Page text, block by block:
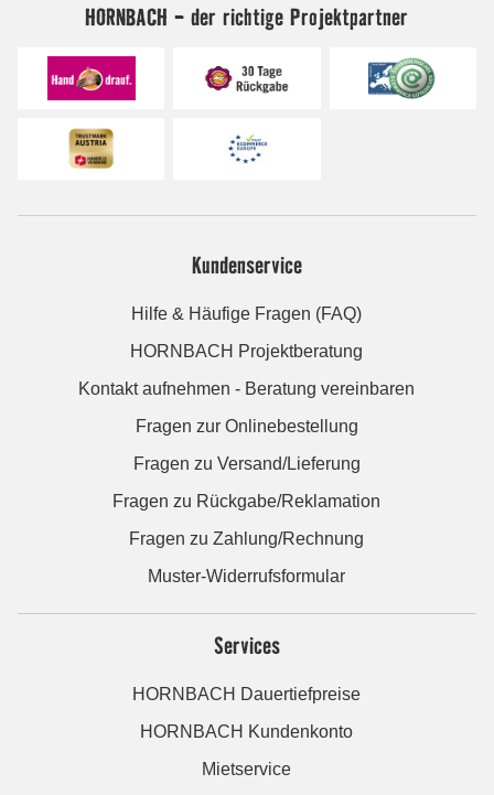
HORNBACH - der richtige Projektpartner
Kundenservice
Hilfe & Häufige Fragen (FAQ)
HORNBACH Projektberatung
Kontakt aufnehmen - Beratung vereinbaren
Fragen zur Onlinebestellung
Fragen zu Versand/Lieferung
Fragen zu Rückgabe/Reklamation
Fragen zu Zahlung/Rechnung
Muster-Widerrufsformular
Services
HORNBACH Dauertiefpreise
HORNBACH Kundenkonto
Mietservice